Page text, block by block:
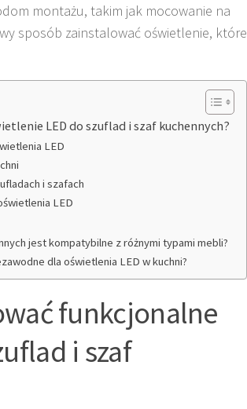
montażu, takim jak mocowanie na
sposób zainstalować oświetlenie, które
LED do szuflad i szaf kuchennych?
LED
i szafach
LED
jest kompatybilne z różnymi typami mebli?
dla oświetlenia LED w kuchni?
funkcjonalne
i szaf